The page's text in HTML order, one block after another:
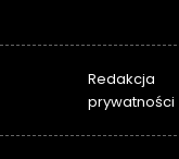
Redakcja
prywatności